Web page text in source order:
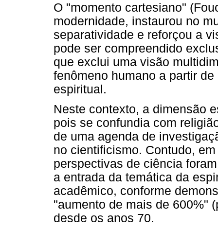
O "momento cartesiano"
modernidade, instaurou no
separatividade e reforçou a
pode ser compreendido
que exclui uma visão
fenômeno humano a partir
espiritual.
Neste contexto, a dimensão
pois se confundia com
de uma agenda de
no cientificismo. Contudo,
perspectivas de ciência
a entrada da temática da
acadêmico, conforme
"aumento de mais de 600%"
desde os anos 70.